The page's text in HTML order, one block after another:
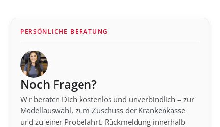
PERSÖNLICHE BERATUNG
Noch Fragen?
Wir beraten Dich kostenlos und unverbindlich – zur
Modellauswahl, zum Zuschuss der Krankenkasse
und zu einer Probefahrt. Rückmeldung innerhalb